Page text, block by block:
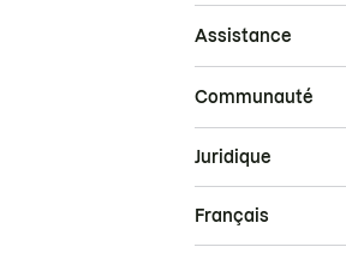
Assistance
Communauté
Juridique
Français